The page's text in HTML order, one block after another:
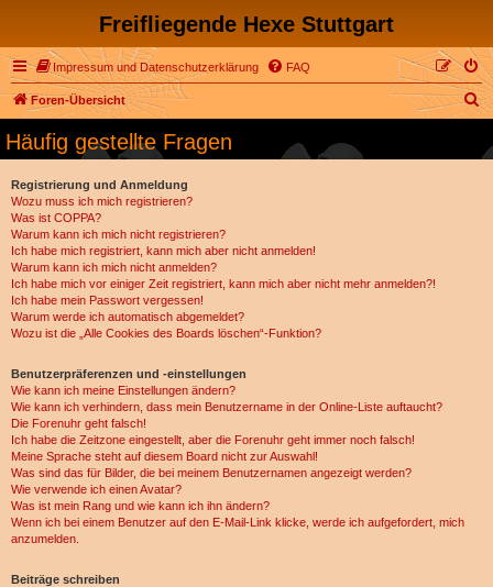
Freifliegende Hexe Stuttgart
Impressum und Datenschutzerklärung FAQ
Foren-Übersicht
S
c
Häufig gestellte Fragen
Registrierung und Anmeldung
Wozu muss ich mich registrieren?
Was ist COPPA?
Warum kann ich mich nicht registrieren?
Ich habe mich registriert, kann mich aber nicht anmelden!
Warum kann ich mich nicht anmelden?
Ich habe mich vor einiger Zeit registriert, kann mich aber nicht mehr anmelden?!
Ich habe mein Passwort vergessen!
Warum werde ich automatisch abgemeldet?
Wozu ist die „Alle Cookies des Boards löschen“-Funktion?
Benutzerpräferenzen und -einstellungen
Wie kann ich meine Einstellungen ändern?
Wie kann ich verhindern, dass mein Benutzername in der Online-Liste auftaucht?
Die Forenuhr geht falsch!
Ich habe die Zeitzone eingestellt, aber die Forenuhr geht immer noch falsch!
Meine Sprache steht auf diesem Board nicht zur Auswahl!
Was sind das für Bilder, die bei meinem Benutzernamen angezeigt werden?
Wie verwende ich einen Avatar?
Was ist mein Rang und wie kann ich ihn ändern?
Wenn ich bei einem Benutzer auf den E-Mail-Link klicke, werde ich aufgefordert, mich
anzumelden.
Beiträge schreiben